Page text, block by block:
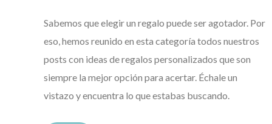
Sabemos que elegir un regalo puede ser agotador. Por
eso, hemos reunido en esta categoría todos nuestros
posts con ideas de regalos personalizados que son
siempre la mejor opción para acertar. Échale un
vistazo y encuentra lo que estabas buscando.